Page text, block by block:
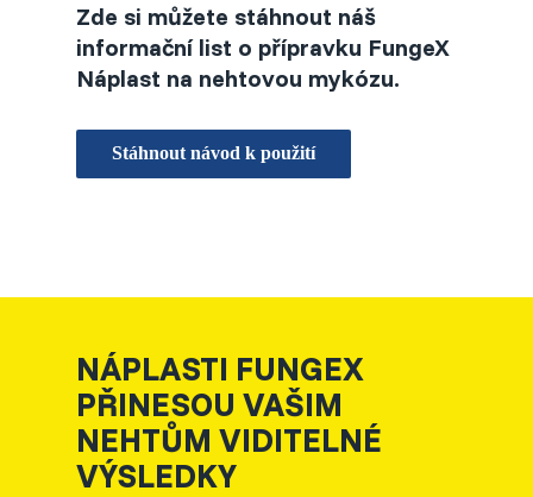
Zde si můžete stáhnout náš
informační list o přípravku FungeX
Náplast na nehtovou mykózu.
Stáhnout návod k použití
NÁPLASTI FUNGEX
PŘINESOU VAŠIM
NEHTŮM VIDITELNÉ
VÝSLEDKY